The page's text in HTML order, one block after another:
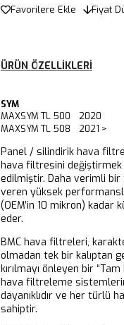
Favorilere Ekle Fiyat
ÜRÜN ÖZELLIKLERI
SYM
MAXSYM TL 500 2020
MAXSYM TL 508 2021 >
Panel / silindirik hava
hava filtresini değiştirmek
edilmiştir. Daha verimli
veren yüksek
(OEM’in 10 mikron) kadar
eder.
BMC hava filtreleri,
olmadan tek bir kalıptan
kırılmayı önleyen bir
hava filtreleme
dayanıklıdır ve her türlü
sahiptir.